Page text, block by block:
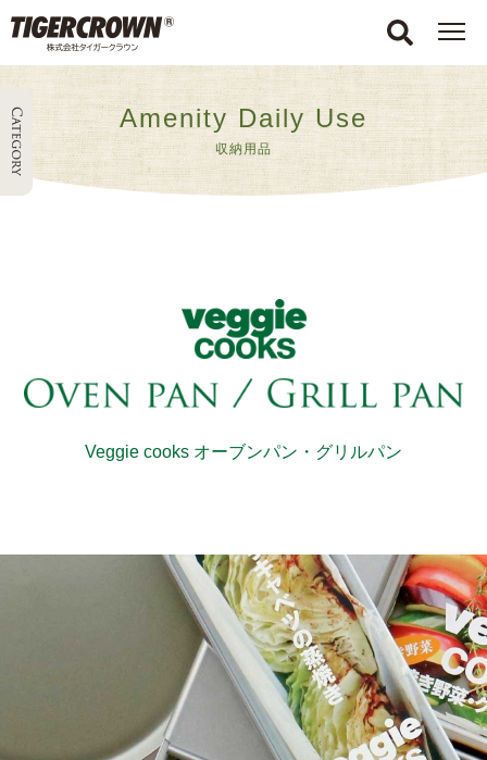
Amenity Daily Use
収納用品
Veggie cooks オーブンパン・グリルパン